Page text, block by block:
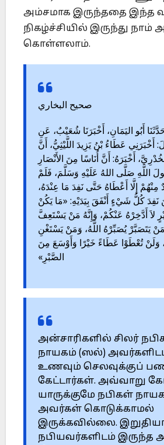
அம்சமாக இருந்ததை இந்த
நிகழ்ச்சியில் இருந்து நாம்
கொள்ளலாம்.
صحيح البخاري
– حَدَّثَنَا أَبُو اليَمَانِ، أَخْبَرَنَا شُعَيْبٌ، عَنِ
أَخْبَرَنِي عَطَاءُ بْنُ يَزِيدَ اللَّيْثِيُّ، أَنَّ
أَخْبَرَهُ: أَنَّ أُنَاسًا مِنَ الأَنْصَارِ
اللَّهِ صَلَّى اللهُ عَلَيْهِ وَسَلَّمَ، فَلَمْ
مِنْهُمْ إِلَّا أَعْطَاهُ حَتَّى نَفِدَ مَا عِنْدَهُ،
نَفِدَ كُلُّ شَيْءٍ أَنْفَقَ بِيَدَيْهِ: «مَا يَكُنْ
لاَ أَدَّخِرْهُ عَنْكُمْ، وَإِنَّهُ مَنْ يَسْتَعِفَّ
يَتَصَبَّرْ يُصَبِّرْهُ اللَّهُ، وَمَنْ يَسْتَغْنِ
وَلَنْ تُعْطَوْا عَطَاءً خَيْرًا وَأَوْسَعَ مِنَ
الصَّبْرِ»
அன்சாரிகளில் சிலர்
நாயகம் (ஸல்) அவர்களிடம்
உணவும் செலவுக்குப்
கேட்டார்கள். அவ்வாறு
யாருக்குமே நபிகள்
அவர்கள் கொடுக்காமல்
இருக்கவில்லை.
நபியவர்களிடம் இருந்த